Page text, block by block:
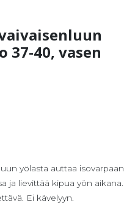
37-40, vasen
yölasta auttaa isovarpaan
ja lievittää kipua yön aikana.
Ei kävelyyn.